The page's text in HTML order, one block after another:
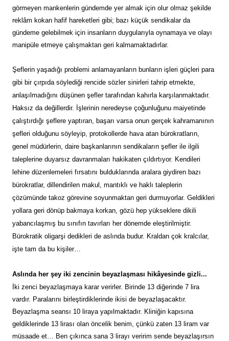
görmeyen mankenlerin gündemde yer almak için olur olmaz şekilde
reklâm kokan hafif hareketleri gibi; bazı küçük sendikalar da
gündeme gelebilmek için insanların duygularıyla oynamaya ve olayı
manipüle etmeye çalışmaktan geri kalmamaktadırlar.
Şeflerin yaşadığı problemi anlamayanların bunların işleri güçleri para
gibi bir çırpıda söylediği rencide sözler sinirleri tahrip etmekte,
anlaşılmadığını düşünen şefler tarafından kahırla karşılanmaktadır.
Haksız da değillerdir. İşlerinin neredeyse çoğunluğunu maiyetinde
çalıştırdığı şeflere yaptıran, başarı varsa onun gerçek kahramanının
şefleri olduğunu söyleyip, protokollerde hava atan bürokratların,
genel müdürlerin, daire başkanlarının sendikaların şefler ile ilgili
taleplerine duyarsız davranmaları hakikaten çıldırtıyor. Kendileri
lehine düzenlemeleri fırsatını bulduklarında aralara giydiren bazı
bürokratlar, dillendirilen makul, mantıklı ve haklı taleplerin
çözümünde takoz görevine soyunmaktan geri durmuyorlar. Geldikleri
yollara geri dönüp bakmaya korkan, gözü hep yükseklere dikili
yabancılaşmış bu sınıfın tavırları her dönemde eleştirilmiştir.
Bürokratik oligarşi dedikleri de aslında budur. Kraldan çok kralcılar,
işte tam da bu kişiler…
Aslında her şey iki zencinin beyazlaşması hikâyesinde gizli...
İki zenci beyazlaşmaya karar verirler. Birinde 13 diğerinde 7 lira
vardır. Paralarını birleştirdiklerinde ikisi de beyazlaşacaktır.
Beyazlaşma seansı 10 liraya yapılmaktadır. Kliniğin kapısına
geldiklerinde 13 lirası olan öncelik benim, çünkü zaten 13 liram var
müsaade et… Ben çıkınca sana 3 lirayı veririm sende beyazlaşırsın